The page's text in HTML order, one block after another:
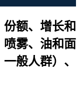
额、增长和
喷雾、油和面
般人群）、